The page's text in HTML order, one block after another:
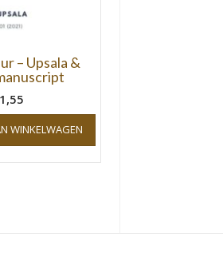
– Upsala &
WINKELWAGEN